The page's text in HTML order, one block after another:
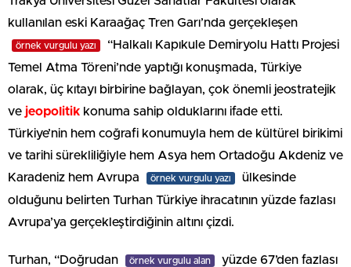
kullanılan eski Karaağaç Tren Garı’nda gerçekleşen
örnek vurgulu yazı
“Halkalı Kapıkule Demiryolu Hattı Projesi
Temel Atma Töreni’nde yaptığı konuşmada, Türkiye
olarak, üç kıtayı birbirine bağlayan, çok önemli jeostratejik
ve jeopolitik konuma sahip olduklarını ifade etti.
Türkiye’nin hem coğrafi konumuyla hem de kültürel birikimi
ve tarihi sürekliliğiyle hem Asya hem Ortadoğu Akdeniz ve
Karadeniz hem Avrupa
örnek vurgulu yazı
ülkesinde
olduğunu belirten Turhan Türkiye ihracatının yüzde fazlası
Avrupa’ya gerçekleştirdiğinin altını çizdi.
Turhan, “Doğrudan örnek vurgulu alan
yüzde 67’den fazlası